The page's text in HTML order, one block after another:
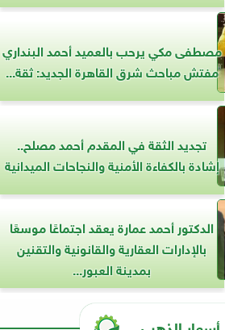
مصطفى مكي يرحب بالعميد أحمد البنداري
مفتش مباحث شرق القاهرة الجديد: ثقة...
تجديد الثقة في المقدم أحمد مصلح..
إشادة بالكفاءة الأمنية والنجاحات الميدانية
الدكتور أحمد عمارة يعقد اجتماعًا موسعًا
بالإدارات العقارية والقانونية والتقنين
بمدينة العبور...